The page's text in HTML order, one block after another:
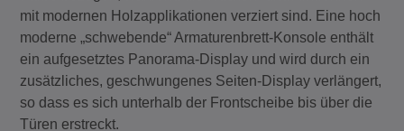
mit modernen Holzapplikationen verziert sind. Eine hoch
moderne „schwebende“ Armaturenbrett-Konsole enthält
ein aufgesetztes Panorama-Display und wird durch ein
zusätzliches, geschwungenes Seiten-Display verlängert,
so dass es sich unterhalb der Frontscheibe bis über die
Türen erstreckt.